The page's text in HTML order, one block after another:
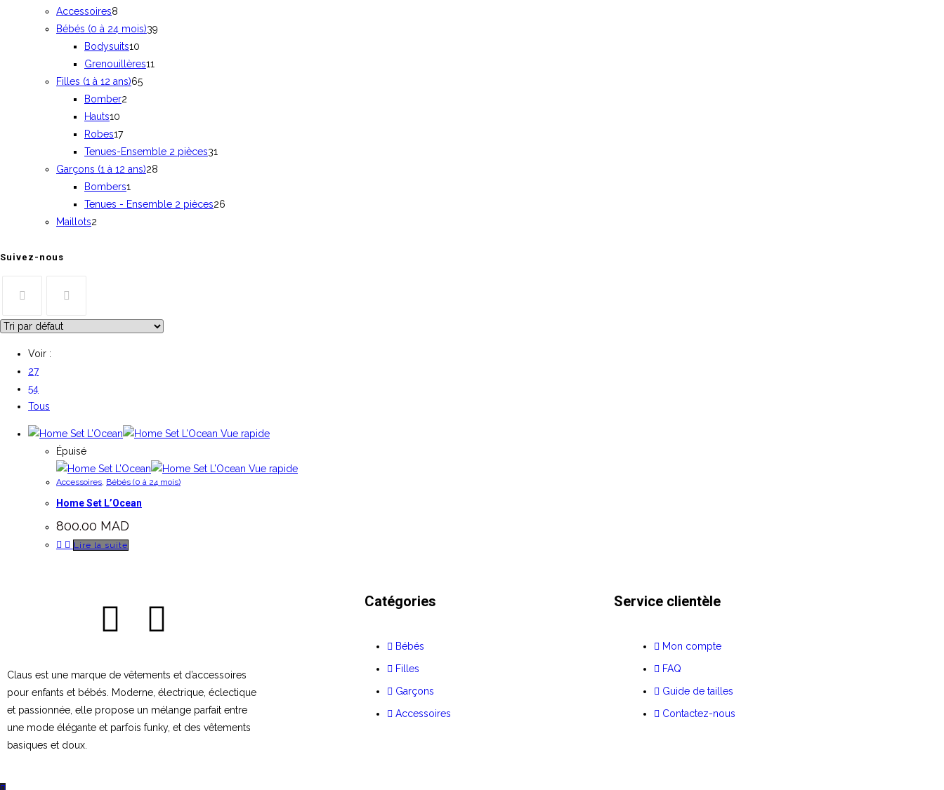
Accessoires8
Bébés (0 à 24 mois)39
Bodysuits10
Grenouillères11
Filles (1 à 12 ans)65
Bomber2
Hauts10
Robes17
Tenues-Ensemble 2 pièces31
Garçons (1 à 12 ans)28
Bombers1
Tenues - Ensemble 2 pièces26
Maillots2
Suivez-nous
Voir :
27
54
Tous
Vue rapide
Épuisé
Vue rapide
Accessoires, Bébés (0 à 24 mois)
Home Set L’Ocean
800.00 MAD
Lire la suite
Claus est une marque de vêtements et d’accessoires
pour enfants et bébés. Moderne, électrique, éclectique
et passionnée, elle propose un mélange parfait entre
une mode élégante et parfois funky, et des vêtements
basiques et doux.
Catégories
Bébés
Filles
Garçons
Accessoires
Service clientèle
Mon compte
FAQ
Guide de tailles
Contactez-nous